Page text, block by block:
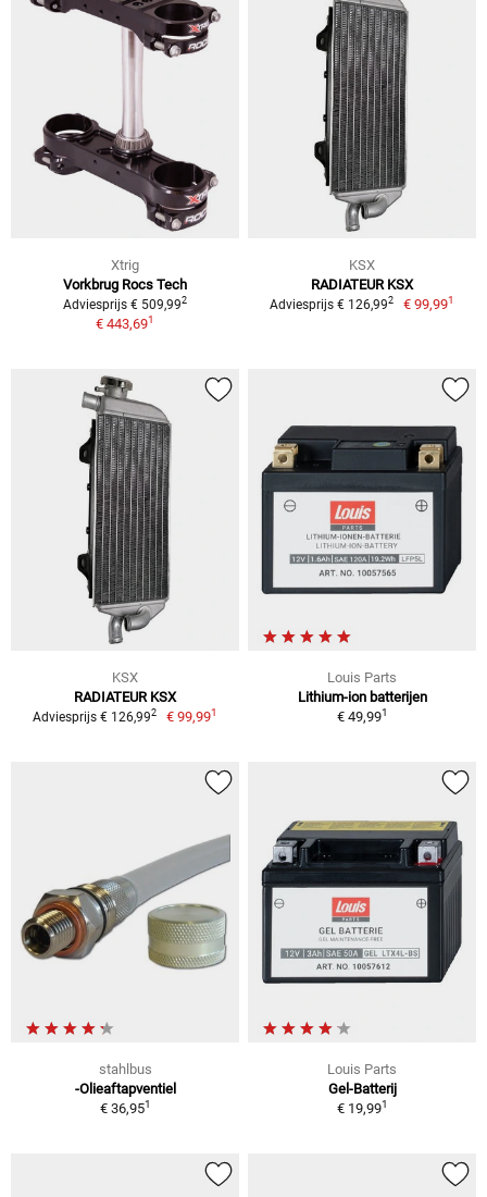
Xtrig
Vorkbrug Rocs Tech
Adviesprijs € 509,992
€ 443,691
KSX
RADIATEUR KSX
Adviesprijs € 126,992 € 99,991
KSX
RADIATEUR KSX
Adviesprijs € 126,992 € 99,991
Louis Parts
Lithium-ion batterijen
€ 49,991
stahlbus
-Olieaftapventiel
€ 36,951
Louis Parts
Gel-Batterij
€ 19,991